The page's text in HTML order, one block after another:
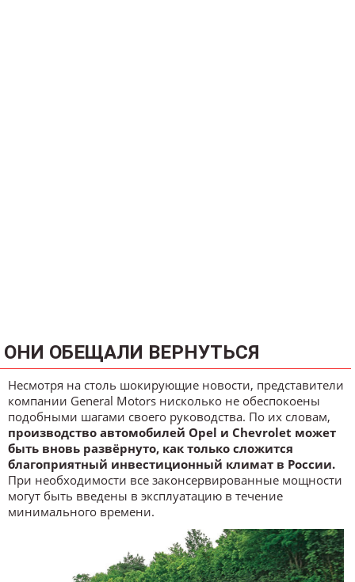
ОНИ ОБЕЩАЛИ ВЕРНУТЬСЯ
Несмотря на столь шокирующие новости, представители
компании General Motors нисколько не обеспокоены
подобными шагами своего руководства. По их словам,
производство автомобилей Opel и Chevrolet может
быть вновь развёрнуто, как только сложится
благоприятный инвестиционный климат в России.
При необходимости все законсервированные мощности
могут быть введены в эксплуатацию в течение
минимального времени.